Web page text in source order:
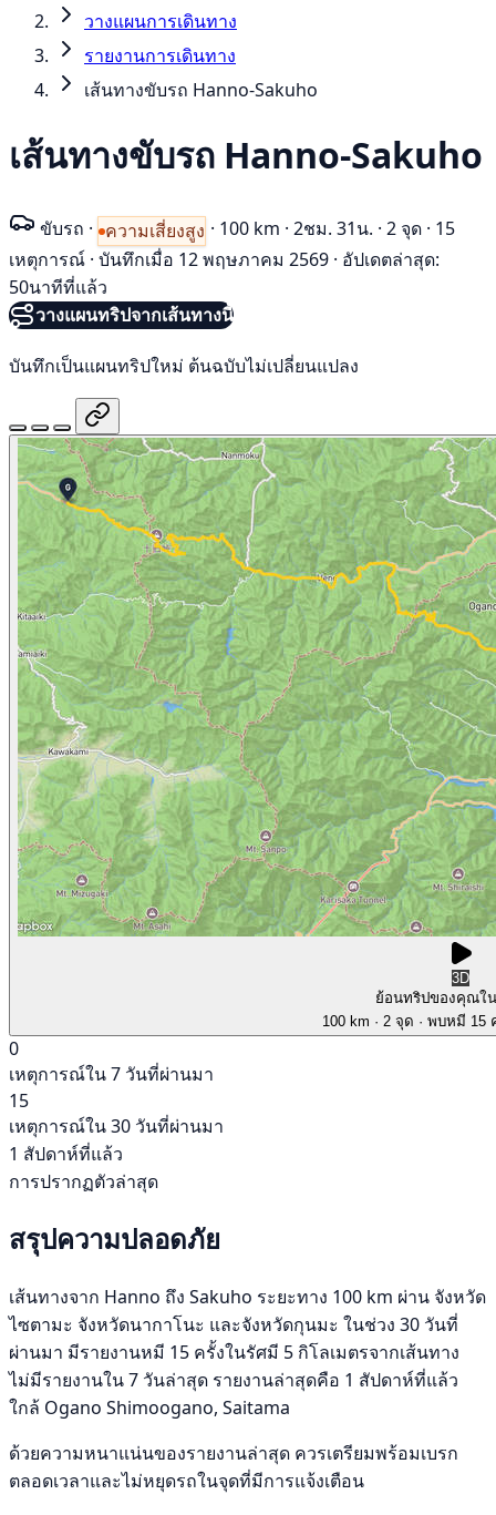
วางแผนการเดินทาง
รายงานการเดินทาง
เส้นทางขับรถ Hanno-Sakuho
เส้นทางขับรถ Hanno-Sakuho
ขับรถ · ความเสี่ยงสูง · 100 km · 2ชม. 31น. · 2 จุด · 15
เหตุการณ์ · บันทึกเมื่อ 12 พฤษภาคม 2569 · อัปเดตล่าสุด:
50นาทีที่แล้ว
วางแผนทริปจากเส้นทางนี้
บันทึกเป็นแผนทริปใหม่ ต้นฉบับไม่เปลี่ยนแปลง
3D
ย้อนทริปของคุณใ
100 km · 2 จุด · พบหมี 15
0
เหตุการณ์ใน 7 วันที่ผ่านมา
15
เหตุการณ์ใน 30 วันที่ผ่านมา
1 สัปดาห์ที่แล้ว
การปรากฏตัวล่าสุด
สรุปความปลอดภัย
เส้นทางจาก Hanno ถึง Sakuho ระยะทาง 100 km ผ่าน จังหวัด
ไซตามะ จังหวัดนากาโนะ และจังหวัดกุนมะ ในช่วง 30 วันที่
ผ่านมา มีรายงานหมี 15 ครั้งในรัศมี 5 กิโลเมตรจากเส้นทาง
ไม่มีรายงานใน 7 วันล่าสุด รายงานล่าสุดคือ 1 สัปดาห์ที่แล้ว
ใกล้ Ogano Shimoogano, Saitama
ด้วยความหนาแน่นของรายงานล่าสุด ควรเตรียมพร้อมเบรก
ตลอดเวลาและไม่หยุดรถในจุดที่มีการแจ้งเตือน